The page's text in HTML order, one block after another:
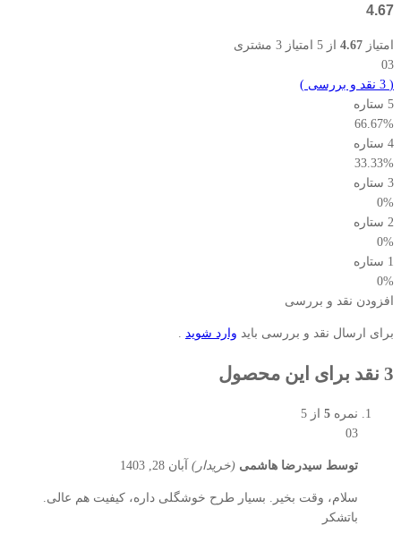
4.67
امتیاز 4.67 از 5 امتیاز 3 مشتری
03
(
3 نقد و بررسی )
5 ستاره
66.67%
4 ستاره
33.33%
3 ستاره
0%
2 ستاره
0%
1 ستاره
0%
افزودن نقد و بررسی
برای ارسال نقد و بررسی باید وارد شوید .
3 نقد برای این محصول
نمره 5 از 5
03
توسط سیدرضا هاشمی (خریدار) آبان 28, 1403
سلام، وقت بخیر. بسیار طرح خوشگلی داره، کیفیت هم عالی.
باتشکر